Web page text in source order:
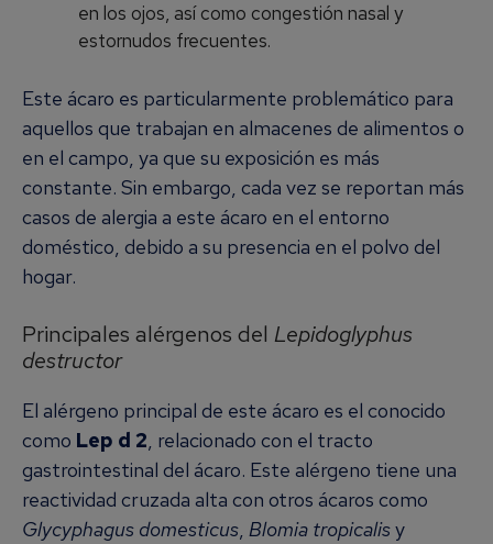
en los ojos, así como congestión nasal y
estornudos frecuentes.
Este ácaro es particularmente problemático para
aquellos que trabajan en almacenes de alimentos o
en el campo, ya que su exposición es más
constante. Sin embargo, cada vez se reportan más
casos de alergia a este ácaro en el entorno
doméstico, debido a su presencia en el polvo del
hogar.
Principales alérgenos del Lepidoglyphus
destructor
El alérgeno principal de este ácaro es el conocido
como Lep d 2, relacionado con el tracto
gastrointestinal del ácaro. Este alérgeno tiene una
reactividad cruzada alta con otros ácaros como
Glycyphagus domesticus, Blomia tropicalisy